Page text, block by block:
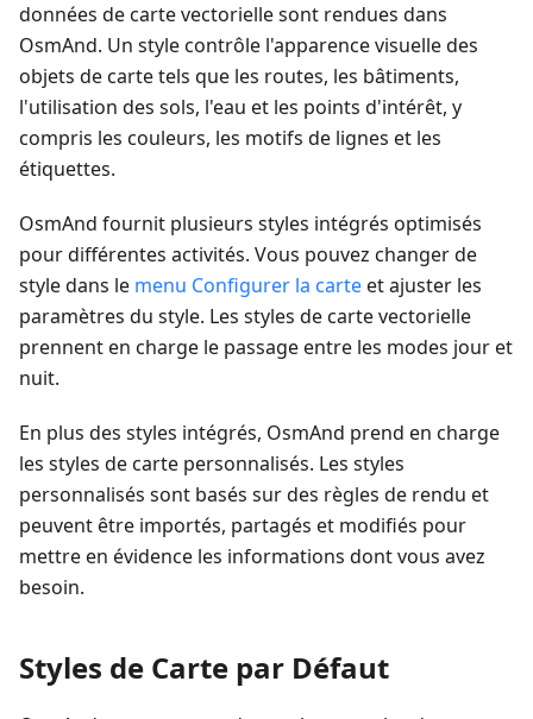
données de carte vectorielle sont rendues dans
OsmAnd. Un style contrôle l'apparence visuelle des
objets de carte tels que les routes, les bâtiments,
l'utilisation des sols, l'eau et les points d'intérêt, y
compris les couleurs, les motifs de lignes et les
étiquettes.
OsmAnd fournit plusieurs styles intégrés optimisés
pour différentes activités. Vous pouvez changer de
style dans le menu Configurer la carteet ajuster les
paramètres du style. Les styles de carte vectorielle
prennent en charge le passage entre les modes jour et
nuit.
En plus des styles intégrés, OsmAnd prend en charge
les styles de carte personnalisés. Les styles
personnalisés sont basés sur des règles de rendu et
peuvent être importés, partagés et modifiés pour
mettre en évidence les informations dont vous avez
besoin.
Styles de Carte par Défaut